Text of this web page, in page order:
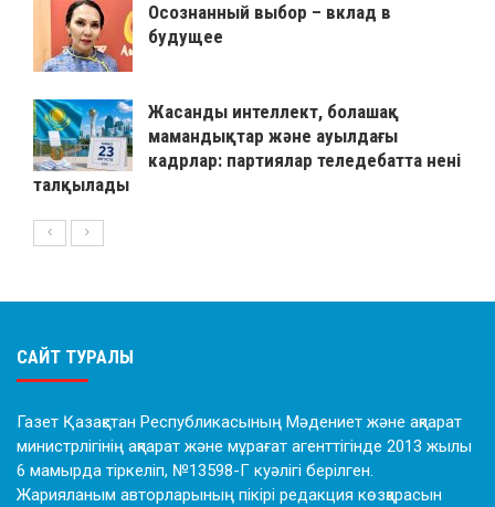
Осознанный выбор – вклад в
будущее
Жасанды интеллект, болашақ
мамандықтар және ауылдағы
кадрлар: партиялар теледебатта нені
талқылады
САЙТ ТУРАЛЫ
Газет Қазақстан Республикасының Мәдениет және ақпарат
министрлігінің ақпарат және мұрағат агенттігінде 2013 жылы
6 мамырда тіркеліп, №13598-Г куәлігі берілген.
Жарияланым авторларының пікірі редакция көзқарасын